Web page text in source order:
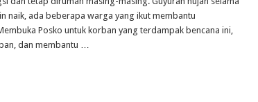
naik, ada beberapa warga yang ikut membantu
Posko untuk korban yang terdampak bencana ini,
dan membantu …